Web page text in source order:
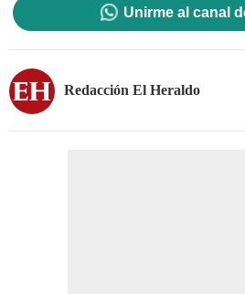
Unirme al canal
Redacción El Heraldo